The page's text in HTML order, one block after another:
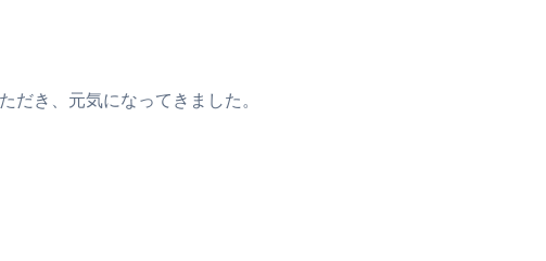
だき、元気になってきました。